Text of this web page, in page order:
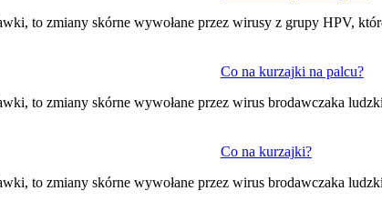
to zmiany skórne wywołane przez wirusy z grupy HPV,
Co na kurzajki na palcu?
to zmiany skórne wywołane przez wirus brodawczaka
Co na kurzajki?
to zmiany skórne wywołane przez wirus brodawczaka